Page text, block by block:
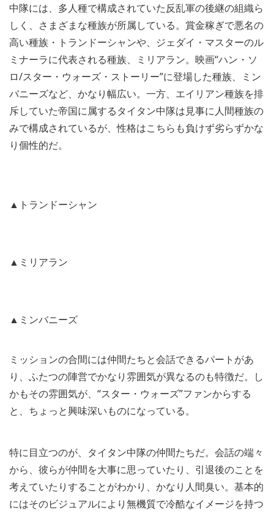
中隊には、多人種で構成されていた反乱軍の後継の組織ら
しく、さまざまな種族が所属している。賞金稼ぎで悪名の
高い種族・トランドーシャンや、ジェダイ・マスターのル
ミナーラに代表される種族、ミリアラン。映画“ハン・ソ
ロ/スター・ウォーズ・ストーリー”に登場した種族、ミン
バニーズなど、かなり幅広い。一方、エイリアン種族を排
斥していた帝国に属するタイタン中隊は見事に人間種族の
みで構成されているが、性格はこちらも負けず劣らずかな
り個性的だ。
▲トランドーシャン
▲ミリアラン
▲ミンバニーズ
ミッションの合間には仲間たちと会話できるパートがあ
り、ふたつの陣営でかなり雰囲気が異なるのも特徴だ。し
かもその雰囲気が、“スター・ウォーズ”ファンからする
と、ちょっと興味深いものになっている。
特に目立つのが、タイタン中隊の仲間たちだ。会話の端々
から、彼らが仲間を大事に思っていたり、引退後のことを
考えていたりすることがわかり、かなり人間臭い。基本的
にはそのビジュアルにより無機質で冷酷なイメージを持つ